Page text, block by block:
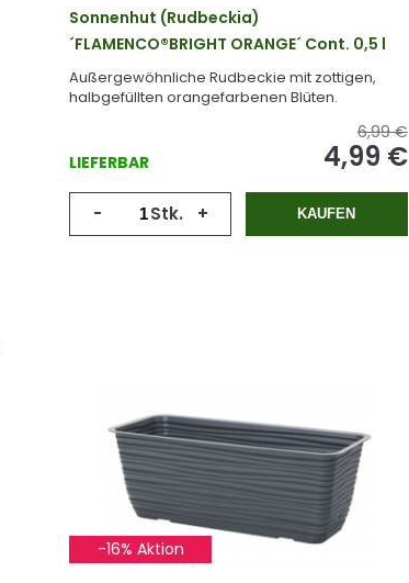
Sonnenhut (Rudbeckia)
´FLAMENCO®BRIGHT ORANGE´ Cont. 0,5 l
Außergewöhnliche Rudbeckie mit zottigen,
halbgefüllten orangefarbenen Blüten.
LIEFERBAR
6,99 €
4,99 €
- Stk. + KAUFEN
-16% Aktion